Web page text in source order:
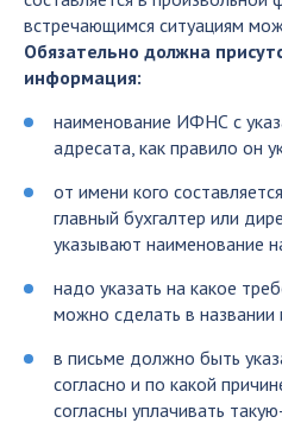
встречающимся ситуациям
Обязательно должна
информация:
наименование ИФНС с
адресата, как правило он
от имени кого
главный бухгалтер или
указывают наименование
надо указать на какое
можно сделать в названии
в письме должно быть
согласно и по какой
согласны уплачивать